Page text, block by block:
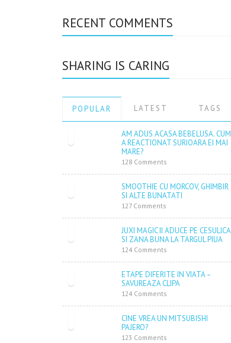
RECENT COMMENTS
SHARING IS CARING
POPULAR LATEST TAGS
AM ADUS ACASA BEBELUSA. CUM
A REACTIONAT SURIOARA EI MAI
MARE?
128 Comments
SMOOTHIE CU MORCOV, GHIMBIR
SI ALTE BUNATATI
127 Comments
JUXI MAGIC II ADUCE PE CESULICA
SI ZANA BUNA LA TARGUL PIUA
124 Comments
ETAPE DIFERITE IN VIATA –
SAVUREAZA CLIPA
124 Comments
CINE VREA UN MITSUBISHI
PAJERO?
123 Comments